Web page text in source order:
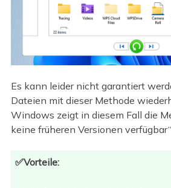
Es kann leider nicht garantiert
Dateien mit dieser Methode
Windows zeigt in diesem Fall die
keine früheren Versionen
✅Vorteile: